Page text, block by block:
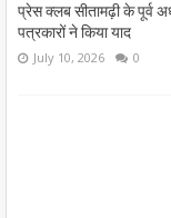
प्रेस क्लब सीतामढ़ी के पूर्व
पत्रकारों ने किया याद
July 10, 2026 0